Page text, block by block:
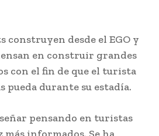
construyen desde el EGO y
en construir grandes
con el fin de que el turista
pueda durante su estadía.
pensando en turistas